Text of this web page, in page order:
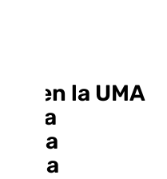
en la UMA
para